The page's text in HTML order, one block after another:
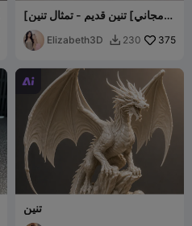
[مجاني] تنين قديم - تمثال تنين
فائق التفاصيل
Elizabeth3D  230 375

تنين